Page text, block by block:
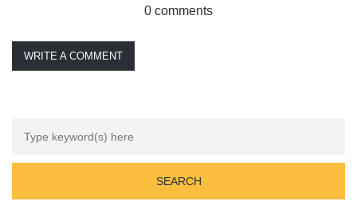
0 comments
WRITE A COMMENT